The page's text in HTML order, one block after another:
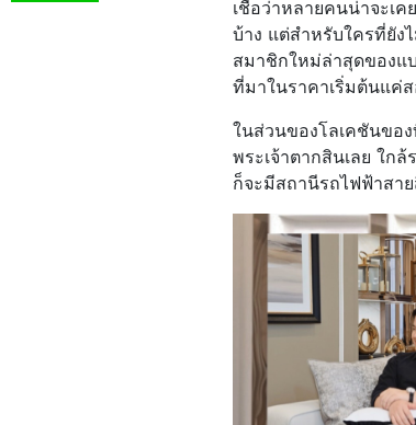
เชื่อว่าหลายคนน่าจะเ
บ้าง แต่สำหรับใครที่ยัง
สมาชิกใหม่ล่าสุดของแ
ที่มาในราคาเริ่มต้นแค่
ในส่วนของโลเคชันขอ
พระเจ้าตากสินเลย ใก
ก็จะมีสถานีรถไฟฟ้าสา